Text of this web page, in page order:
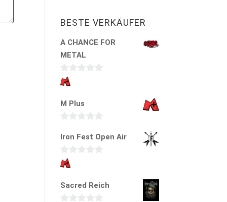
BESTE VERKÄUFER
A CHANCE FOR
METAL
0
o
M Plus
v
n
Iron Fest Open Air
0
o
Sacred Reich